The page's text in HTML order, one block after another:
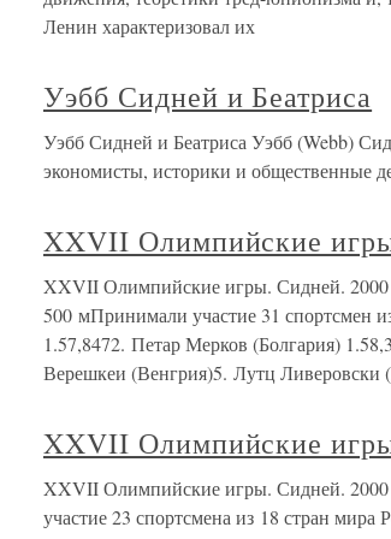
Ленин характеризовал их
Уэбб Сидней и Беатриса
Уэбб Сидней и Беатриса Уэбб (Webb)
экономисты, историки и общественные
XXVII Олимпийские
XXVII Олимпийские игры. Сидней.
500 мПринимали участие 31 спортсмен
1.57,8472. Петар Мерков (Болгария)
Верешкеи (Венгрия)5. Лутц Ливеровски
XXVII Олимпийские
XXVII Олимпийские игры. Сидней.
участие 23 спортсмена из 18 стран